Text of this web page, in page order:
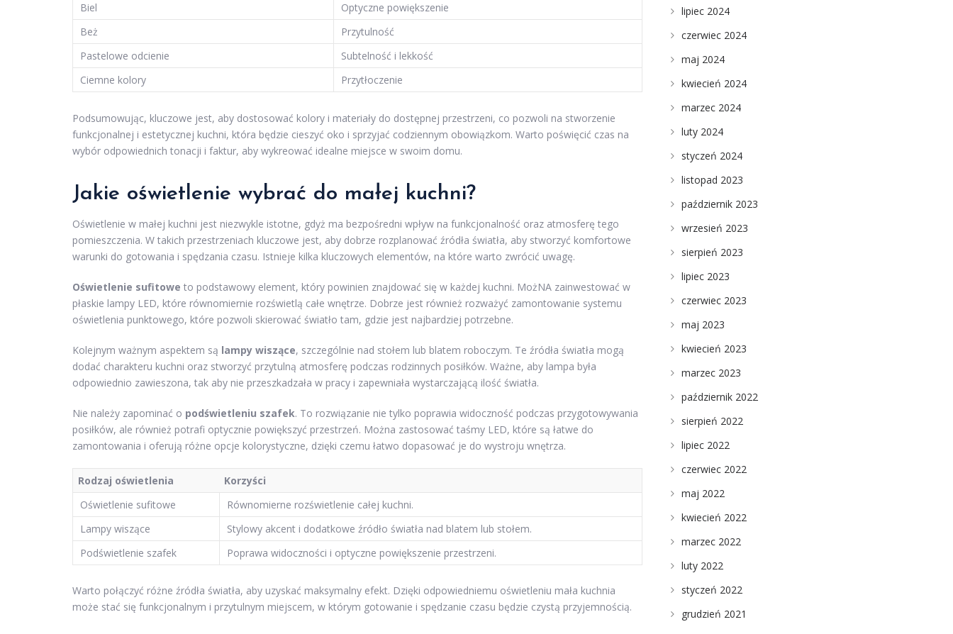
Biel
Optyczne powiększenie
Beż
Przytulność
Pastelowe odcienie
Subtelność i lekkość
Ciemne kolory
Przytłoczenie
Podsumowując, kluczowe jest, aby dostosować kolory i materiały do dostępnej przestrzeni, co pozwoli na stworzenie
funkcjonalnej i estetycznej kuchni, która będzie cieszyć oko i sprzyjać codziennym obowiązkom. Warto poświęcić czas na
wybór odpowiednich tonacji i faktur, aby wykreować idealne miejsce w swoim domu.
Jakie oświetlenie wybrać do małej kuchni?
Oświetlenie w małej kuchni jest niezwykle istotne, gdyż ma bezpośredni wpływ na funkcjonalność oraz atmosferę tego
pomieszczenia. W takich przestrzeniach kluczowe jest, aby dobrze rozplanować źródła światła, aby stworzyć komfortowe
warunki do gotowania i spędzania czasu. Istnieje kilka kluczowych elementów, na które warto zwrócić uwagę.
Oświetlenie sufitowe to podstawowy element, który powinien znajdować się w każdej kuchni. MożNA zainwestować w
płaskie lampy LED, które równomiernie rozświetlą całe wnętrze. Dobrze jest również rozważyć zamontowanie systemu
oświetlenia punktowego, które pozwoli skierować światło tam, gdzie jest najbardziej potrzebne.
Kolejnym ważnym aspektem są lampy wiszące, szczególnie nad stołem lub blatem roboczym. Te źródła światła mogą
dodać charakteru kuchni oraz stworzyć przytulną atmosferę podczas rodzinnych posiłków. Ważne, aby lampa była
odpowiednio zawieszona, tak aby nie przeszkadzała w pracy i zapewniała wystarczającą ilość światła.
Nie należy zapominać o podświetleniu szafek. To rozwiązanie nie tylko poprawia widoczność podczas przygotowywania
posiłków, ale również potrafi optycznie powiększyć przestrzeń. Można zastosować taśmy LED, które są łatwe do
zamontowania i oferują różne opcje kolorystyczne, dzięki czemu łatwo dopasować je do wystroju wnętrza.
Rodzaj oświetlenia
Korzyści
Oświetlenie sufitowe
Równomierne rozświetlenie całej kuchni.
Lampy wiszące
Stylowy akcent i dodatkowe źródło światła nad blatem lub stołem.
Podświetlenie szafek
Poprawa widoczności i optyczne powiększenie przestrzeni.
Warto połączyć różne źródła światła, aby uzyskać maksymalny efekt. Dzięki odpowiedniemu oświetleniu mała kuchnia
może stać się funkcjonalnym i przytulnym miejscem, w którym gotowanie i spędzanie czasu będzie czystą przyjemnością.
lipiec 2024
czerwiec 2024
maj 2024
kwiecień 2024
marzec 2024
luty 2024
styczeń 2024
listopad 2023
październik 2023
wrzesień 2023
sierpień 2023
lipiec 2023
czerwiec 2023
maj 2023
kwiecień 2023
marzec 2023
październik 2022
sierpień 2022
lipiec 2022
czerwiec 2022
maj 2022
kwiecień 2022
marzec 2022
luty 2022
styczeń 2022
grudzień 2021